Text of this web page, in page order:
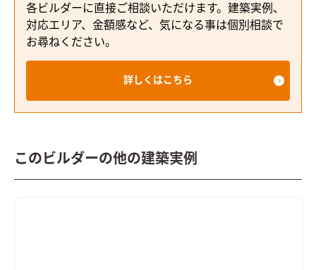
各ビルダーに直接ご相談いただけます。建築実例、
対応エリア、金額感など、気になる事は個別相談で
お尋ねください。
詳しくはこちら
このビルダーの他の建築実例